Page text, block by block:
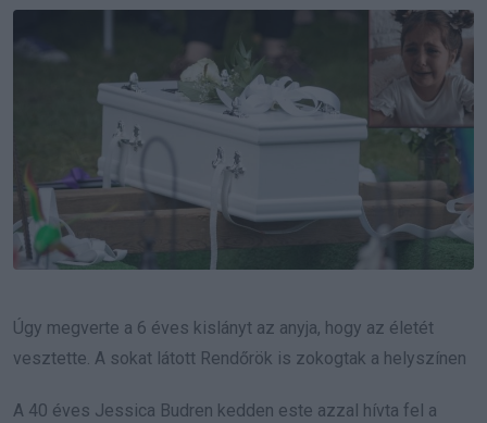
Email
Úgy megverte a 6 éves kislányt az anyja, hogy az életét
vesztette. A sokat látott Rendőrök is zokogtak a helyszínen
A 40 éves Jessica Budren kedden este azzal hívta fel a